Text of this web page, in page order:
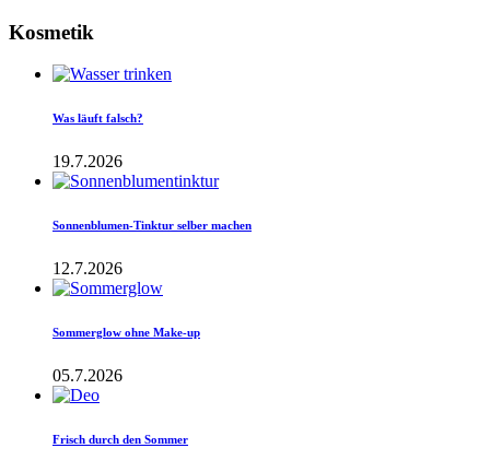
Kosmetik
Was läuft falsch?
19.7.2026
Sonnenblumen-Tinktur selber machen
12.7.2026
Sommerglow ohne Make-up
05.7.2026
Frisch durch den Sommer